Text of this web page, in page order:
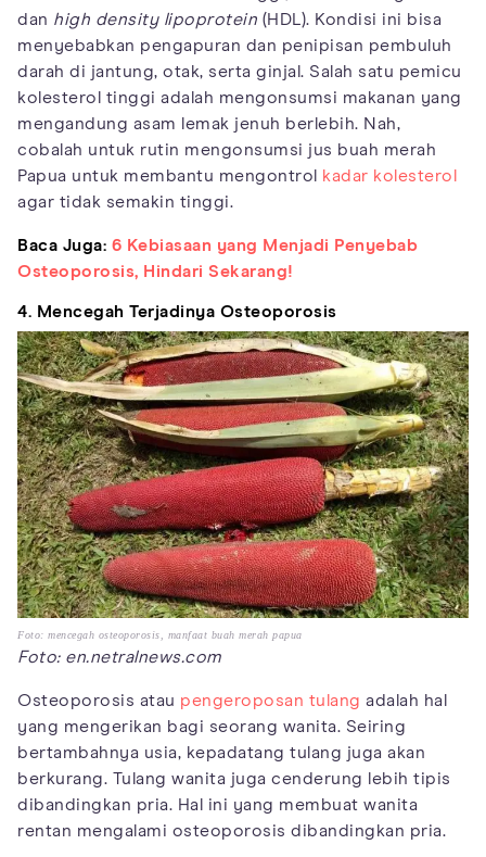
dan high density lipoprotein (HDL). Kondisi ini bisa
menyebabkan pengapuran dan penipisan pembuluh
darah di jantung, otak, serta ginjal. Salah satu pemicu
kolesterol tinggi adalah mengonsumsi makanan yang
mengandung asam lemak jenuh berlebih. Nah,
cobalah untuk rutin mengonsumsi jus buah merah
Papua untuk membantu mengontrol
kadar kolesterol
agar tidak semakin tinggi.
Baca Juga: 6 Kebiasaan yang Menjadi Penyebab
Osteoporosis, Hindari Sekarang!
4. Mencegah Terjadinya Osteoporosis
Foto: mencegah osteoporosis, manfaat buah merah papua
Foto: en.netralnews.com
Osteoporosis atau pengeroposan tulang adalah hal
yang mengerikan bagi seorang wanita. Seiring
bertambahnya usia, kepadatang tulang juga akan
berkurang. Tulang wanita juga cenderung lebih tipis
dibandingkan pria. Hal ini yang membuat wanita
rentan mengalami osteoporosis dibandingkan pria.